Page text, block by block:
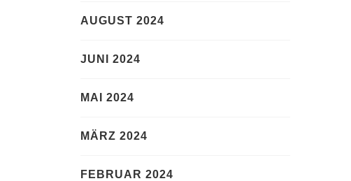
AUGUST 2024
JUNI 2024
MAI 2024
MÄRZ 2024
FEBRUAR 2024